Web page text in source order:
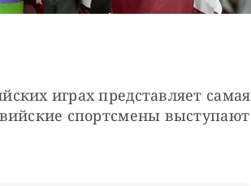
играх представляет самая
спортсмены выступают